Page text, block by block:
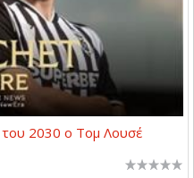
2030 ο Τομ Λουσέ